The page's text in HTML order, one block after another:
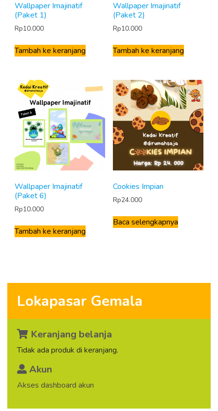
Wallpaper Imajinatif
(Paket 1)
Rp10.000
Tambah ke keranjang
Wallpaper Imajinatif
(Paket 2)
Rp10.000
Tambah ke keranjang
Wallpaper Imajinatif
(Paket 6)
Rp10.000
Tambah ke keranjang
Cookies Impian
Rp24.000
Baca selengkapnya
Lokapasar Gemala
Keranjang belanja
Tidak ada produk di keranjang.
Akun
Akses dashboard akun